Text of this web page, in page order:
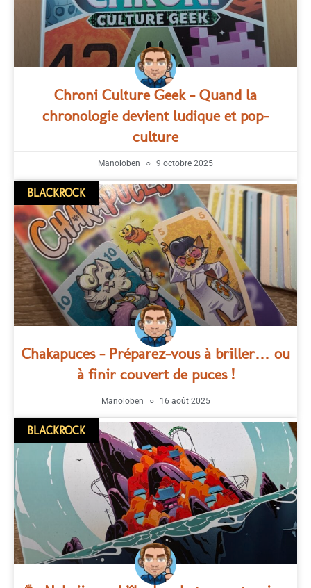
Chroni Culture Geek – Quand la
chronologie devient ludique et pop-
culture
Manoloben 9 octobre 2025
BLACKROCK
Chakapuces – Préparez-vous à briller… ou
à finir couvert de puces !
Manoloben 16 août 2025
BLACKROCK